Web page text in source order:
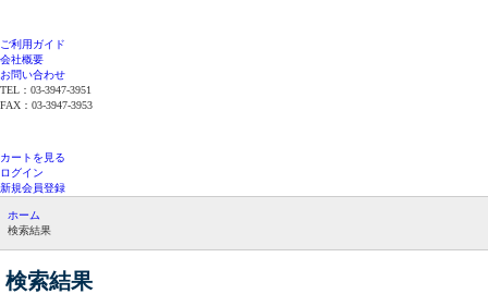
ご利用ガイド
会社概要
お問い合わせ
TEL：03-3947-3951
FAX：03-3947-3953
カートを見る
ログイン
新規会員登録
ホーム
検索結果
検索結果